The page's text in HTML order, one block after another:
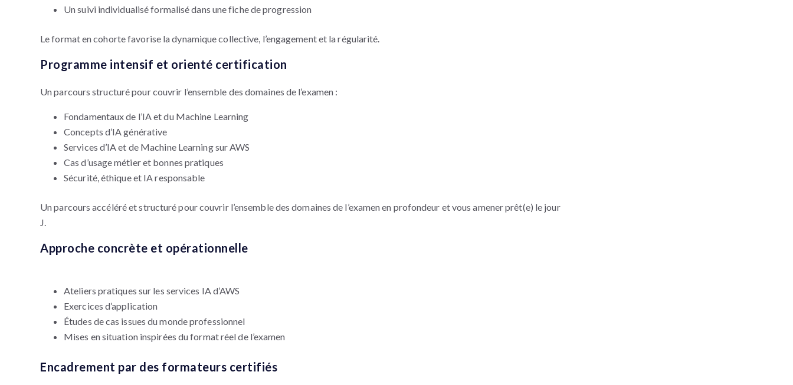
Un suivi individualisé formalisé dans une fiche de progression
Le format en cohorte favorise la dynamique collective, l’engagement et la régularité.
Programme intensif et orienté certification
Un parcours structuré pour couvrir l’ensemble des domaines de l’examen :
Fondamentaux de l’IA et du Machine Learning
Concepts d’IA générative
Services d’IA et de Machine Learning sur AWS
Cas d’usage métier et bonnes pratiques
Sécurité, éthique et IA responsable
Un parcours accéléré et structuré pour couvrir l’ensemble des domaines de l’examen en profondeur et vous amener prêt(e) le jour
J.
Approche concrète et opérationnelle
Ateliers pratiques sur les services IA d’AWS
Exercices d’application
Études de cas issues du monde professionnel
Mises en situation inspirées du format réel de l’examen
Encadrement par des formateurs certifiés